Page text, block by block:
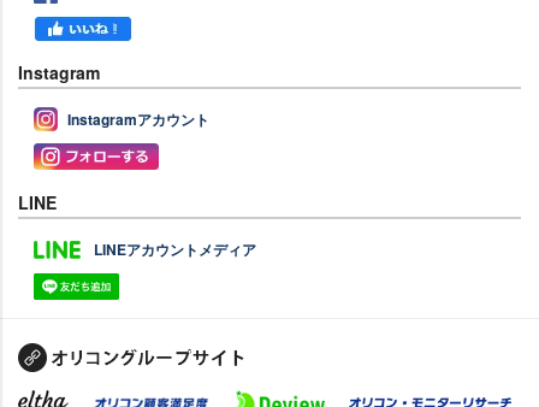
Instagram
Instagramアカウント
LINE
LINEアカウントメディア